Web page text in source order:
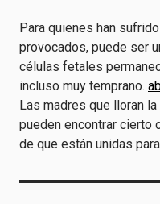
Para quienes han
provocados, puede ser
células fetales
incluso muy temprano.
Las madres que lloran
pueden encontrar cierto
de que están unidas